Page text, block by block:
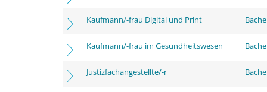
Kaufmann/-frau Digital und Print
Kaufmann/-frau im Gesundheitswesen
Justizfachangestellte/-r